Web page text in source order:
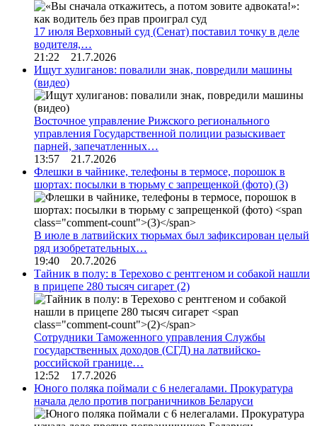
17 июля Верховный суд (Сенат) поставил точку в деле
водителя,…
21:22 21.7.2026
Ищут хулиганов: повалили знак, повредили машины
(видео)
Восточное управление Рижского регионального
управления Государственной полиции разыскивает
парней, запечатленных…
13:57 21.7.2026
Флешки в чайнике, телефоны в термосе, порошок в
шортах: посылки в тюрьму с запрещенкой (фото) (3)
В июле в латвийских тюрьмах был зафиксирован целый
ряд изобретательных…
19:40 20.7.2026
Тайник в полу: в Терехово с рентгеном и собакой нашли
в прицепе 280 тысяч сигарет (2)
Сотрудники Таможенного управления Службы
государственных доходов (СГД) на латвийско-
российской границе…
12:52 17.7.2026
Юного поляка поймали с 6 нелегалами. Прокуратура
начала дело против пограничников Беларуси